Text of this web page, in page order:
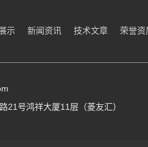
示 新闻资讯 技术文章 荣誉资
21号鸿祥大厦11层（菱友汇）